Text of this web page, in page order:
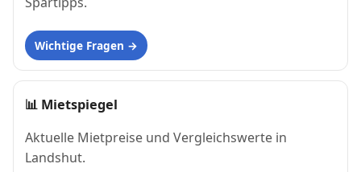
Wichtige Fragen
📊 Mietspiegel
Aktuelle Mietpreise und Vergleichswerte in
Landshut.